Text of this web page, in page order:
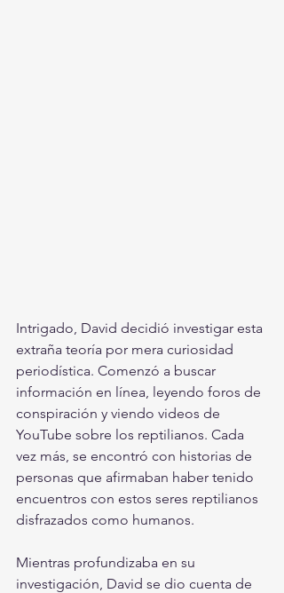
Intrigado, David decidió investigar esta
extraña teoría por mera curiosidad
periodística. Comenzó a buscar
información en línea, leyendo foros de
conspiración y viendo videos de
YouTube sobre los reptilianos. Cada
vez más, se encontró con historias de
personas que afirmaban haber tenido
encuentros con estos seres reptilianos
disfrazados como humanos.
Mientras profundizaba en su
investigación, David se dio cuenta de